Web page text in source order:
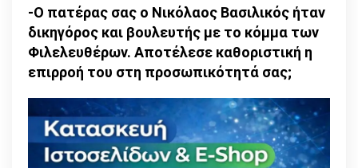
-Ο πατέρας σας ο Νικόλαος Βασιλικός ήταν
δικηγόρος και βουλευτής με το κόμμα των
Φιλελευθέρων. Αποτέλεσε καθοριστική η
επιρροή του στη προσωπικότητά σας;